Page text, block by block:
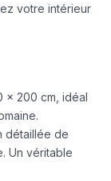
votre intérieur
x 200 cm, idéal
détaillée de
Un véritable